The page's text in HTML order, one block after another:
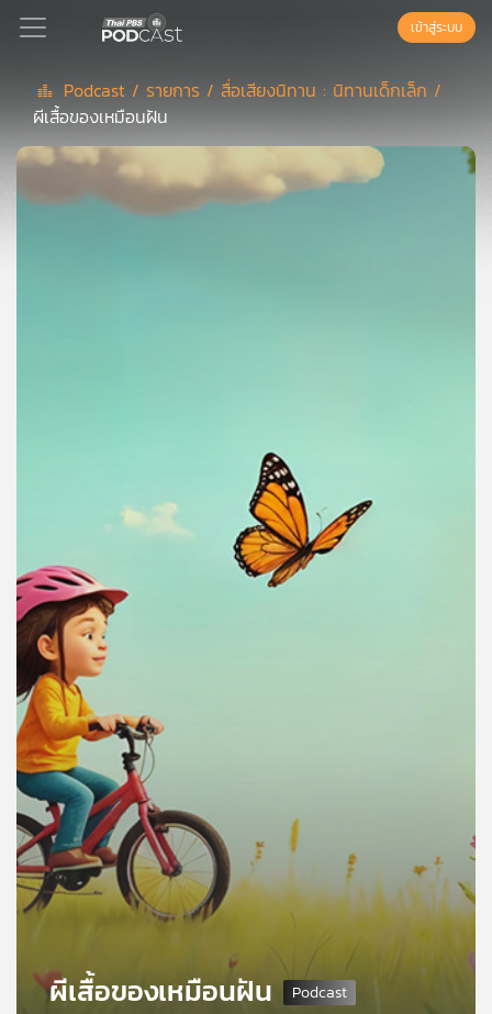
Podcast
เพล
เพลง
บทความ
ข่าว
และ
กิจกรรม
เกี่ยว
กับ
เข้าสู่ระบบ
Podcast / รายการ /สื่อเสียงนิทาน : นิทานเด็กเล็ก /
ผีเสื้อของเหมือนฝัน
ผีเสื้อของเหมือนฝัน